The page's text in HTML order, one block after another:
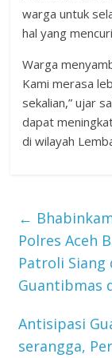
warga untuk
hal yang
Warga
Kami merasa
sekalian,” ujar
dapat
di wilayah
←
Polres Aceh
Patroli Siang
Guantibmas
Antisipasi
serangga,